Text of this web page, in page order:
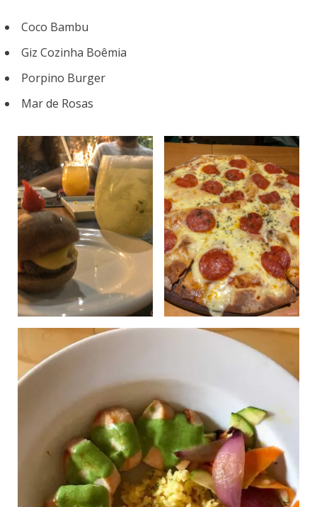
Coco Bambu
Giz Cozinha Boêmia
Porpino Burger
Mar de Rosas